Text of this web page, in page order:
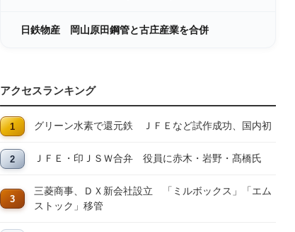
日鉄物産 岡山原田鋼管と古庄産業を合併
アクセスランキング
グリーン水素で還元鉄 ＪＦＥなど試作成功、国内初
ＪＦＥ・印ＪＳＷ合弁 役員に赤木・岩野・髙橋氏
三菱商事、ＤＸ新会社設立 「ミルボックス」「エム
ストック」移管